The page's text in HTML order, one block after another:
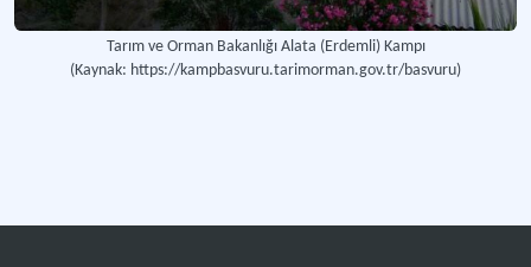
Tarım ve Orman Bakanlığı Alata (Erdemli) Kampı
(Kaynak: https://kampbasvuru.tarimorman.gov.tr/basvuru)